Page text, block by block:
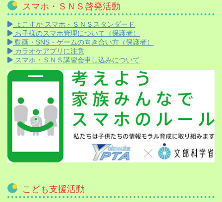
スマホ・ＳＮＳ啓発活動
よこすか スマホ・ＳＮＳスタンダード
お子様のスマホ管理について（保護者）
動画・SNS・ゲームの向き合い方（保護者）
カラオケアプリに注意
スマホ・ＳＮＳ講習会申し込みについて
こども支援活動